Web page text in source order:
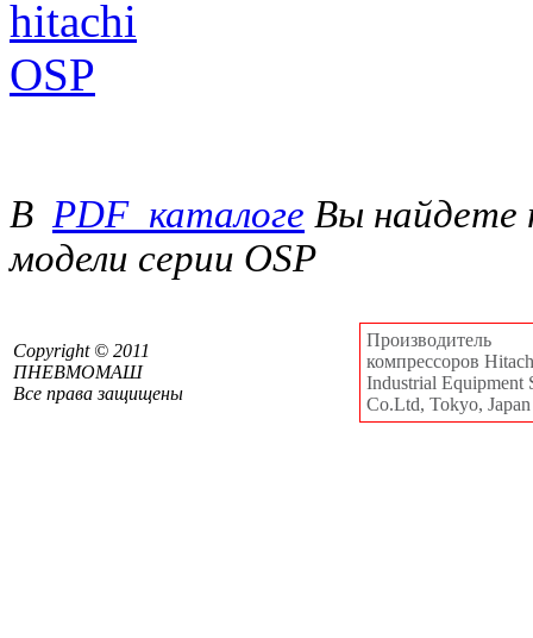
В PDF_каталоге Вы найдете
модели серии OSP
Сopyright © 2011
ПНЕВМОМАШ
Все права защищены
Производитель
компрессоров
Industrial Equipment
Co.Ltd, Tokyo, Japan